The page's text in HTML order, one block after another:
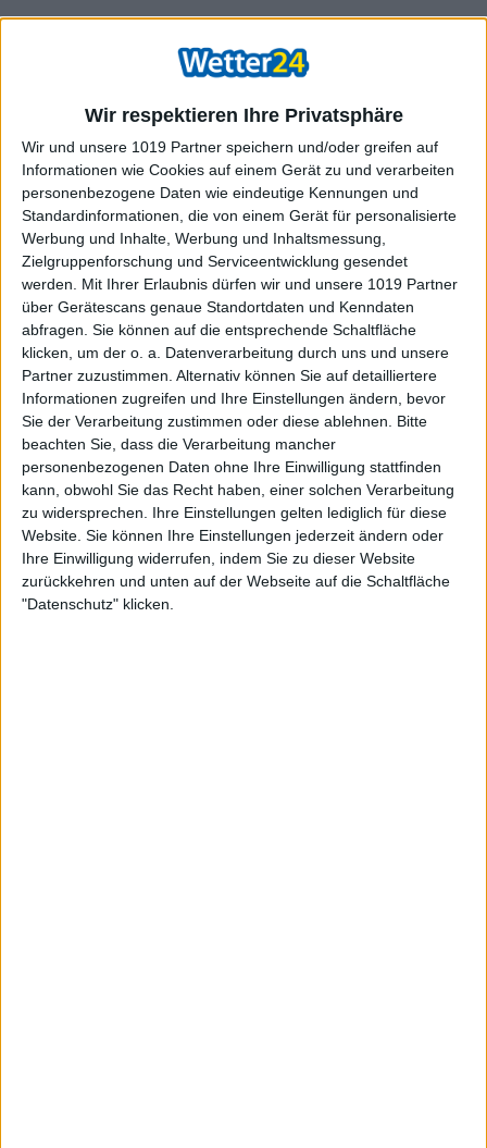
Wir respektieren Ihre Privatsphäre
Wir und unsere 1019 Partner speichern und/oder greifen auf
Informationen wie Cookies auf einem Gerät zu und verarbeiten
personenbezogene Daten wie eindeutige Kennungen und
Standardinformationen, die von einem Gerät für personalisierte
Werbung und Inhalte, Werbung und Inhaltsmessung,
Zielgruppenforschung und Serviceentwicklung gesendet
werden.
Mit Ihrer Erlaubnis dürfen wir und unsere 1019 Partner
über Gerätescans genaue Standortdaten und Kenndaten
abfragen. Sie können auf die entsprechende Schaltfläche
klicken, um der o. a. Datenverarbeitung durch uns und unsere
Partner zuzustimmen. Alternativ können Sie auf detailliertere
Informationen zugreifen und Ihre Einstellungen ändern, bevor
Sie der Verarbeitung zustimmen oder diese ablehnen.
Bitte
beachten Sie, dass die Verarbeitung mancher
personenbezogenen Daten ohne Ihre Einwilligung stattfinden
kann, obwohl Sie das Recht haben, einer solchen Verarbeitung
zu widersprechen. Ihre Einstellungen gelten lediglich für diese
Website. Sie können Ihre Einstellungen jederzeit ändern oder
Ihre Einwilligung widerrufen, indem Sie zu dieser Website
zurückkehren und unten auf der Webseite auf die Schaltfläche
"Datenschutz" klicken.